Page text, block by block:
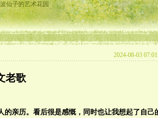
仙子的艺术花园
2024-08-03
老歌
亲历。看后很是感慨，同时也让我想起了自己